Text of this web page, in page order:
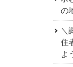
の
＼
住
よ